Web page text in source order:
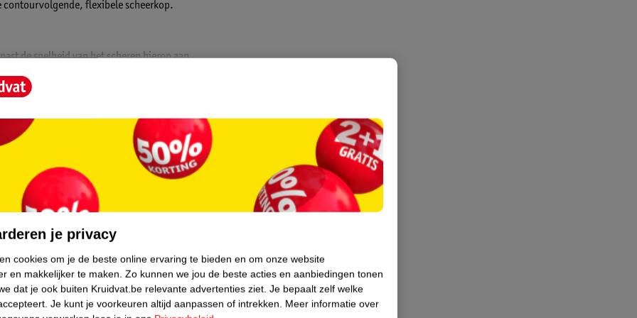
contourvolgende, flexibele scheerkop.
de snelheid van het scheren hierop aan,
natte scheerbeurt, zelfs onder de
en bakkebaarden te onderhouden.
het scheerapparaat in één minuut.
je privacy
cookies om je de beste online ervaring te bieden en om onze website
en makkelijker te maken. Zo kunnen we jou de beste acties en aanbiedingen tonen
dat je ook buiten Kruidvat.be relevante advertenties ziet. Je bepaalt zelf welke
Je kunt je voorkeuren altijd aanpassen of intrekken. Meer informatie over